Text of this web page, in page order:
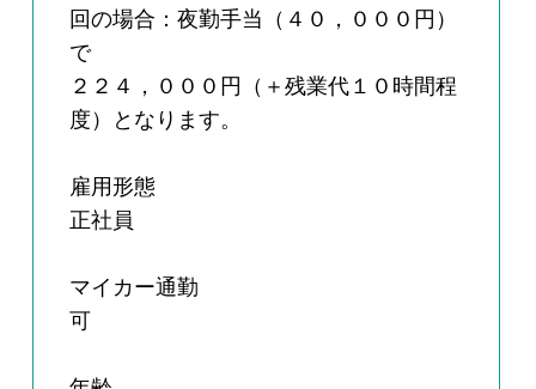
回の場合：夜勤手当（４０，０００円）
で
２２４，０００円（＋残業代１０時間程
度）となります。
雇用形態
正社員
マイカー通勤
可